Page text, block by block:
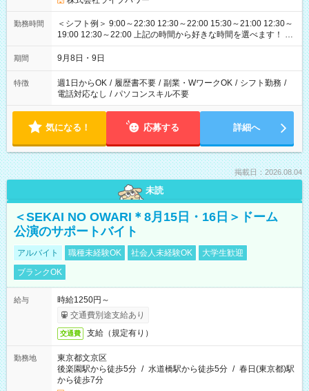
勤務時間
＜シフト例＞ 9:00～22:30 12:30～22:00 15:30～21:00 12:30～
19:00 12:30～22:00 上記の時間から好きな時間を選べます！ ※
時間は変更となる可能性があります
期間 9月8日・9日
特徴 週1日からOK / 履歴書不要 / 副業・WワークOK / シフト勤務 /
電話対応なし / パソコンスキル不要
気になる！ 応募する 詳細へ
掲載日：2026.08.04
未読
＜SEKAI NO OWARI＊8月15日・16日＞ドーム
公演のサポートバイト
アルバイト 職種未経験OK 社会人未経験OK
大学生歓迎
ブランクOK
給与
時給1250円～
交通費別途支給あり
交通費 支給（規定有り）
勤務地
東京都文京区
後楽園駅から徒歩5分 / 水道橋駅から徒歩5分 / 春日(東京都)駅
から徒歩7分